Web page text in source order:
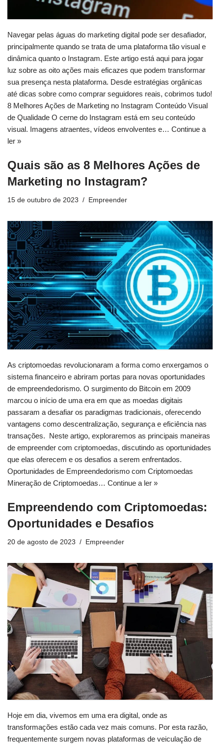
Navegar pelas águas do marketing digital pode ser desafiador,
principalmente quando se trata de uma plataforma tão visual e
dinâmica quanto o Instagram. Este artigo está aqui para jogar
luz sobre as oito ações mais eficazes que podem transformar
sua presença nesta plataforma. Desde estratégias orgânicas
até dicas sobre como comprar seguidores reais, cobrimos tudo!
8 Melhores Ações de Marketing no Instagram Conteúdo Visual
de Qualidade O cerne do Instagram está em seu conteúdo
visual. Imagens atraentes, vídeos envolventes e… Continue a
ler »
Quais são as 8 Melhores Ações de
Marketing no Instagram?
15 de outubro de 2023 Empreender
As criptomoedas revolucionaram a forma como enxergamos o
sistema financeiro e abriram portas para novas oportunidades
de empreendedorismo. O surgimento do Bitcoin em 2009
marcou o início de uma era em que as moedas digitais
passaram a desafiar os paradigmas tradicionais, oferecendo
vantagens como descentralização, segurança e eficiência nas
transações. Neste artigo, exploraremos as principais maneiras
de empreender com criptomoedas, discutindo as oportunidades
que elas oferecem e os desafios a serem enfrentados.
Oportunidades de Empreendedorismo com Criptomoedas
Mineração de Criptomoedas… Continue a ler »
Empreendendo com Criptomoedas:
Oportunidades e Desafios
20 de agosto de 2023 Empreender
Hoje em dia, vivemos em uma era digital, onde as
transformações estão cada vez mais comuns. Por esta razão,
frequentemente surgem novas plataformas de veiculação de